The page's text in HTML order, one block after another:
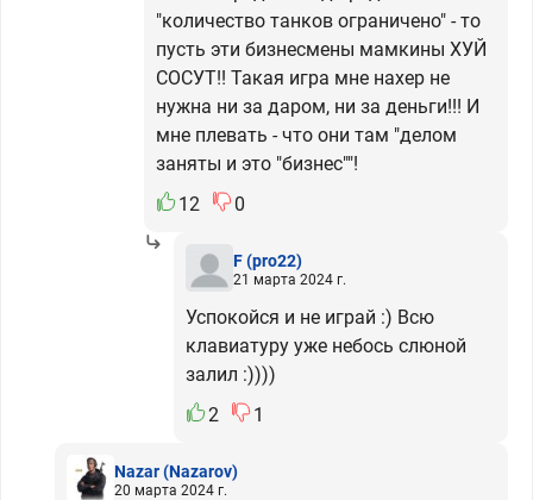
"количество танков ограничено" - то
пусть эти бизнесмены мамкины ХУЙ
СОСУТ!! Такая игра мне нахер не
нужна ни за даром, ни за деньги!!! И
мне плевать - что они там "делом
заняты и это "бизнес""!
12
0
F(pro22)
21 марта 2024 г.
Успокойся и не играй :) Всю
клавиатуру уже небось слюной
залил :))))
2
1
Nazar(Nazarov)
20 марта 2024 г.